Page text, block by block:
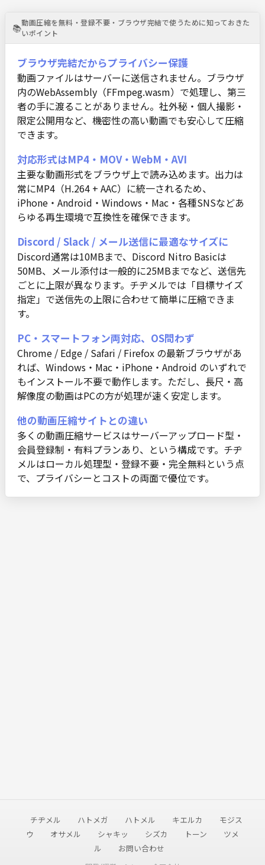
📚動画圧縮を無料・登録不要・ブラウザ完結で使うために知っておきた
いポイント
ブラウザ完結だからプライバシー保護
動画ファイルはサーバーに送信されません。ブラウザ
内のWebAssembly（FFmpeg.wasm）で処理し、第三
者の手に渡ることがありません。社外秘・個人撮影・
限定公開用など、機密性の高い動画でも安心して圧縮
できます。
対応形式はMP4・MOV・WebM・AVI
主要な動画形式をブラウザ上で読み込めます。出力は
常にMP4（H.264 + AAC）に統一されるため、
iPhone・Android・Windows・Mac・各種SNSなどあ
らゆる再生環境で互換性を確保できます。
Discord / Slack / メール送信に最適なサイズに
Discord通常は10MBまで、Discord Nitro Basicは
50MB、メール添付は一般的に25MBまでなど、送信先
ごとに上限が異なります。チヂメルでは「目標サイズ
指定」で送信先の上限に合わせて簡単に圧縮できま
す。
PC・スマートフォン両対応、OS問わず
Chrome / Edge / Safari / Firefox の最新ブラウザがあ
れば、Windows・Mac・iPhone・Android のいずれで
もインストール不要で動作します。ただし、長尺・高
解像度の動画はPCの方が処理が速く安定します。
他の動画圧縮サイトとの違い
多くの動画圧縮サービスはサーバーアップロード型・
会員登録制・有料プランあり、という構成です。チヂ
メルはローカル処理型・登録不要・完全無料という点
で、プライバシーとコストの両面で優位です。
チヂメル ハトメガ ハトメル キエルカ
モジス
ウ
オサメル シャキッ シズカ トーン
ツメ
ル
お問い合わせ